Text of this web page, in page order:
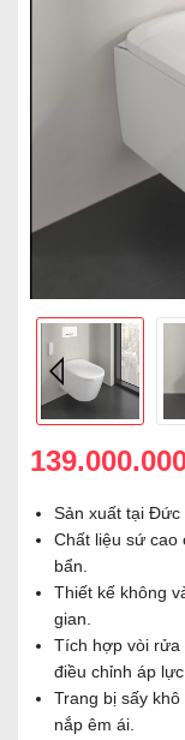
Sản xuất tại Đức
Chất liệu sứ cao
bẩn.
Thiết kế không
gian.
Tích hợp vòi rửa
điều chỉnh áp
Trang bị sấy
nắp êm ái.